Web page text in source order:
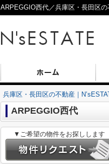
ARPEGGIO西代／兵庫区・長田区の
兵庫区・長田区の不動産｜
ARPEGGIO西代
▼ご希望の物件をお探しします